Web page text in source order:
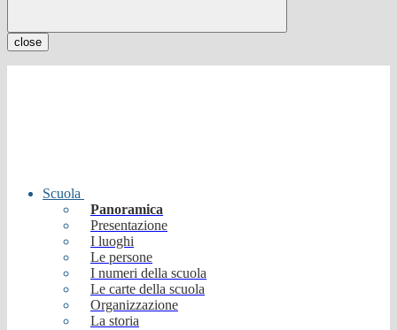
close
Scuola
Panoramica
Presentazione
I luoghi
Le persone
I numeri della scuola
Le carte della scuola
Organizzazione
La storia